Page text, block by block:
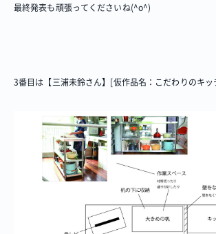
最終発表も頑張ってくださいね(^o^)
3番目は【三浦未鈴さん】[仮作品名：こだわりのキッ